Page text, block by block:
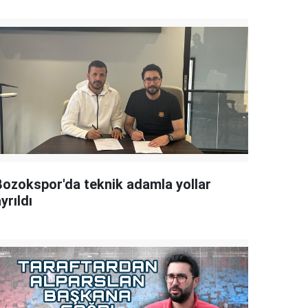
teknik adamla yollar